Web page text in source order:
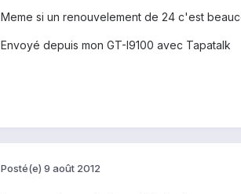
Meme si un renouvelement de 24 c'est
Envoyé depuis mon GT-I9100 avec Tapatalk
Posté(e) 9 août 2012